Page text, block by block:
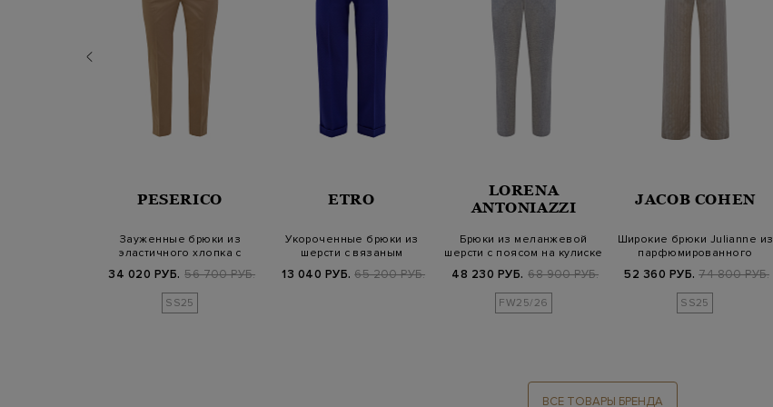
PESERICO
Зауженные брюки из
эластичного хлопка с
34 020 РУБ. 56 700 РУБ.
SS25
ETRO
Укороченные брюки из
шерсти с вязаным
13 040 РУБ. 65 200 РУБ.
LORENA
ANTONIAZZI
Брюки из меланжевой
шерсти с поясом на кулиске
48 230 РУБ. 68 900 РУБ.
FW25/26
JACOB COHEN
Широкие брюки Julianne из
парфюмированного
52 360 РУБ. 74 800 РУБ.
SS25
ВСЕ ТОВАРЫ БРЕНДА